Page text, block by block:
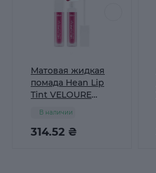
Матовая жидкая
помада Hean Lip
Tint VELOURE
В наличии
314.52 ₴